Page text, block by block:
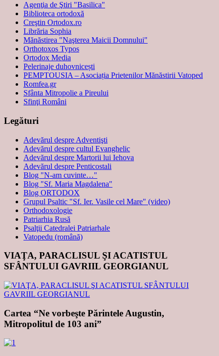
Agenţia de Ştiri "Basilica"
Biblioteca ortodoxă
Creştin Ortodox.ro
Librăria Sophia
Mănăstirea "Naşterea Maicii Domnului"
Orthotoxos Typos
Ortodox Media
Pelerinaje duhovnicești
PEMPTOUSIA – Asociația Prietenilor Mănăstirii Vatoped
Romfea.gr
Sfânta Mitropolie a Pireului
Sfinţi Români
Legături
Adevărul despre Adventişti
Adevărul despre cultul Evanghelic
Adevărul despre Martorii lui Iehova
Adevărul despre Penticostali
Blog "N-am cuvinte…"
Blog "Sf. Maria Magdalena"
Blog ORTODOX
Grupul Psaltic "Sf. Ier. Vasile cel Mare" (video)
Orthodoxologie
Patriarhia Rusă
Psalţii Catedralei Patriarhale
Vatopedu (română)
VIAŢA, PARACLISUL ŞI ACATISTUL
SFÂNTULUI GAVRIIL GEORGIANUL
Cartea “Ne vorbeşte Părintele Augustin,
Mitropolitul de 103 ani”